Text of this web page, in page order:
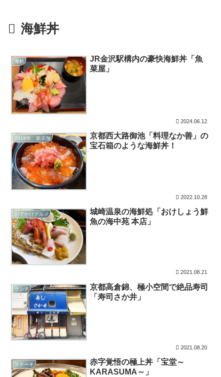
海鮮丼
海鮮
JR金沢駅構内の豪快海鮮丼「魚
菜屋」
2024.06.12
2018年 新店舗
京都西大路御池「料理なか善」の
宝石箱のような海鮮丼！
2022.10.28
おでかけグルメ
城崎温泉の海鮮処「おけしょう鮮
魚の海中苑 本店」
2021.08.21
ランチ
京都高倉錦、極小空間で絶品寿司
「寿司さか井」
2021.08.20
ステーキ
赤字覚悟の極上丼「宝堂～
KARASUMA～」